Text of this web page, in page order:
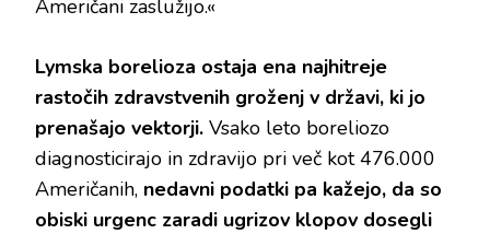
Američani zaslužijo.«
Lymska borelioza ostaja ena najhitreje
rastočih zdravstvenih groženj v državi, ki jo
prenašajo vektorji. Vsako leto boreliozo
diagnosticirajo in zdravijo pri več kot 476.000
Američanih, nedavni podatki pa kažejo, da so
obiski urgenc zaradi ugrizov klopov dosegli